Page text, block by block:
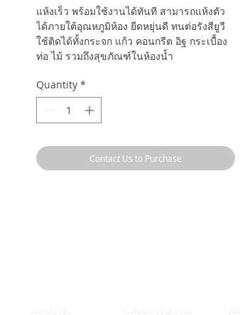
แห้งเร็ว พร้อมใช้งานได้ทันที สามารถแห้งตัว
ได้ภายใต้อุณหภูมิห้อง ยืดหยุ่นดี ทนต่อรังสียูวี
ใช้ติดได้ทั้งกระจก แก้ว คอนกรีต อิฐ กระเบื้อง
ท่อ ไม้ รวมถึงสุขภัณฑ์ในห้องน้ำ
Quantity *
Contact Us to Purchase